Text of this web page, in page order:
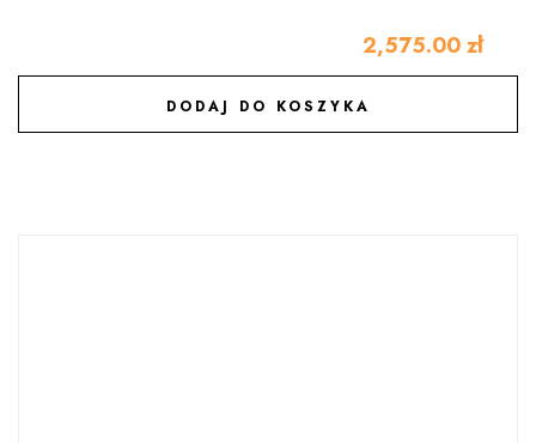
2,575.00 zł
DODAJ DO KOSZYKA
DODAJ DO ULUBIONYCH